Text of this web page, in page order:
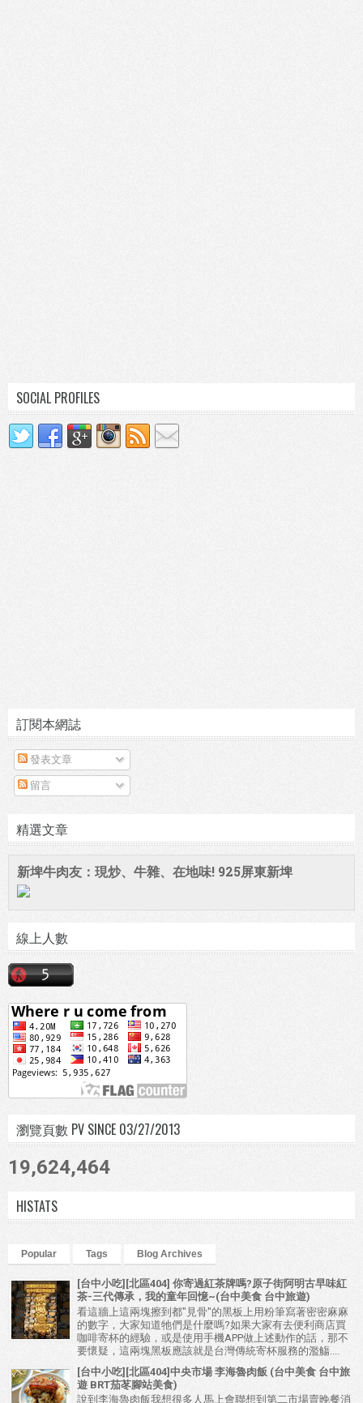
SOCIAL PROFILES
訂閱本網誌
發表文章
留言
精選文章
新埤牛肉友：現炒、牛雜、在地味! 925屏東新埤
線上人數
瀏覽頁數 PV SINCE 03/27/2013
19,624,464
HISTATS
Popular Tags Blog Archives
[台中小吃][北區404] 你寄過紅茶牌嗎?原子街阿明古早味紅
茶-三代傳承，我的童年回憶~(台中美食 台中旅遊)
看這牆上這兩塊擦到都"見骨"的黑板上用粉筆寫著密密麻麻
的數字，大家知道牠們是什麼嗎?如果大家有去便利商店買
咖啡寄杯的經驗，或是使用手機APP做上述動作的話，那不
要懷疑，這兩塊黑板應該就是台灣傳統寄杯服務的濫觴....
[台中小吃][北區404]中央市場 李海魯肉飯 (台中美食 台中旅
遊 BRT茄苳腳站美食)
說到李海魯肉飯我想很多人馬上會聯想到第二市場賣晚餐消